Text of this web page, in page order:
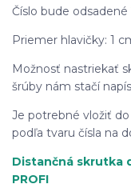
Číslo bude
Priemer hlavičky: 1
Možnosť nastriekať
šrúby nám stačí
Je potrebné vložiť
podľa tvaru čísla na
Distančná skrutka
PROFI